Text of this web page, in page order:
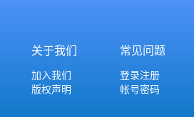
关于我们
加入我们
版权声明
常见问题
登录注册
帐号密码